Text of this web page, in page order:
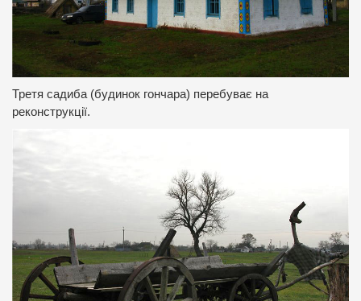
Третя садиба (будинок гончара) перебуває на
реконструкції.